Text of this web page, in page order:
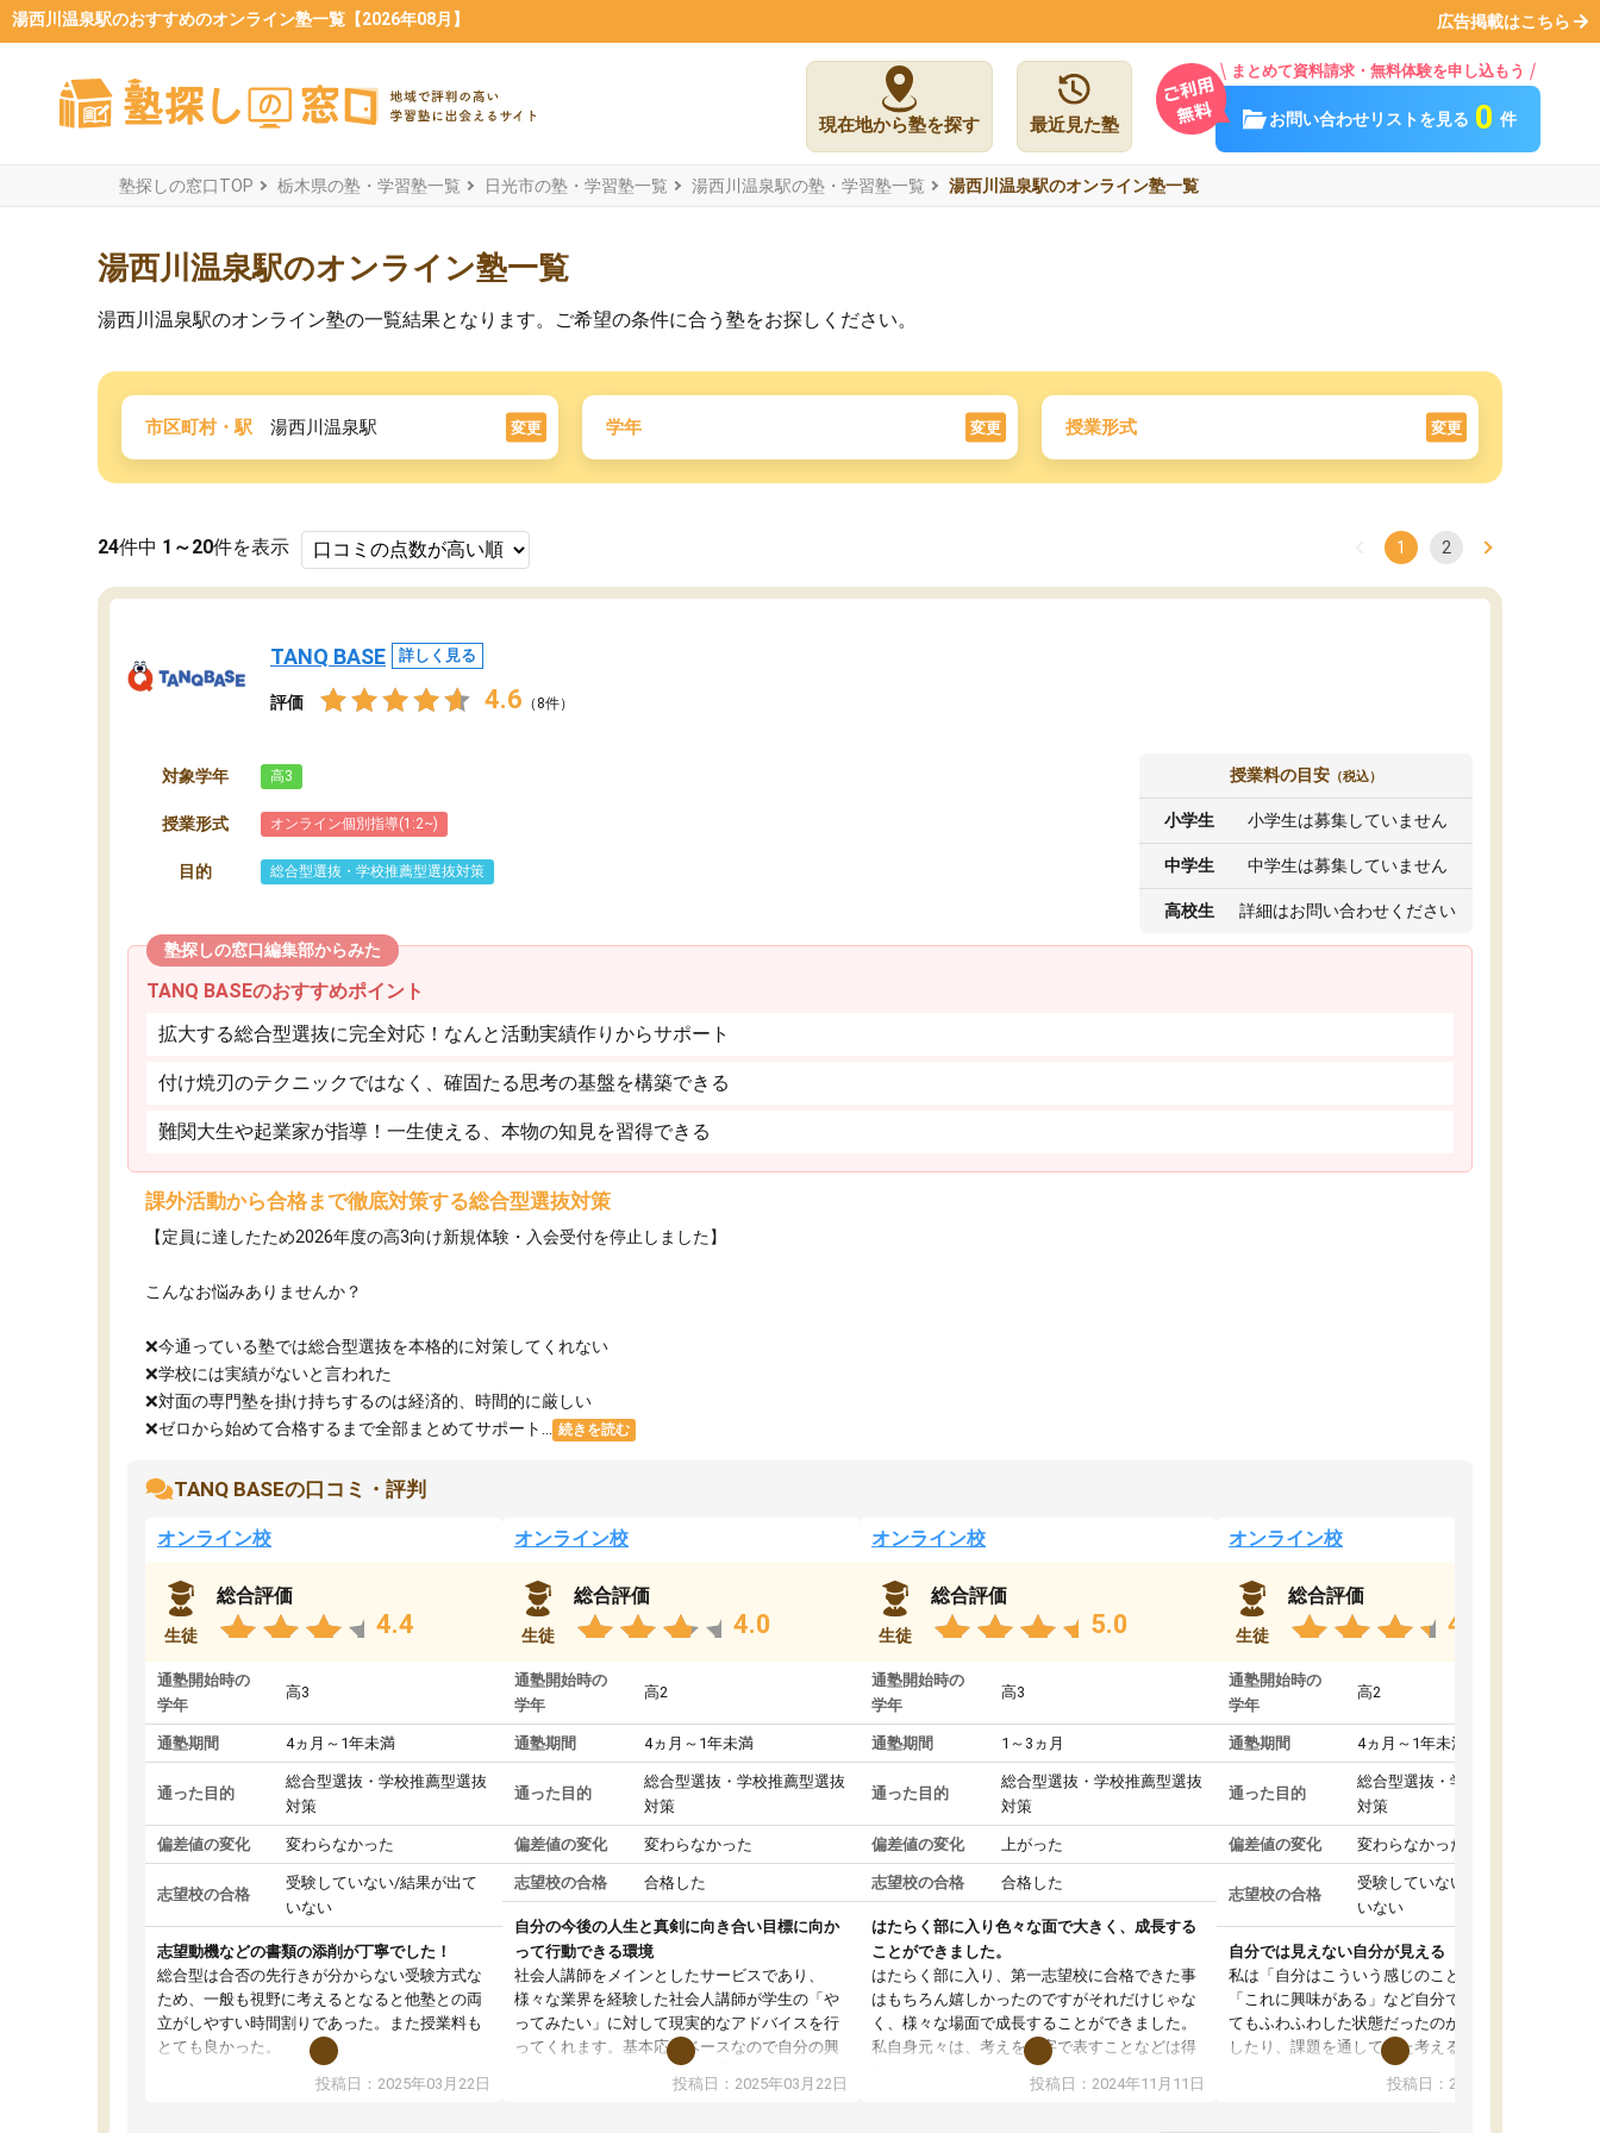
湯西川温泉駅のおすすめのオンライン塾一覧【2026年08月】 広告掲載はこちら
現在地から塾を探す 最近見た塾
まとめて資料請求・無料体験を申し込もう
お問い合わせリストを見る 0 件
塾探しの窓口TOP 栃木県の塾・学習塾一覧 日光市の塾・学習塾一覧 湯西川温泉駅の塾・学習塾一覧 湯西川温泉駅のオンライン塾一覧
湯西川温泉駅のオンライン塾一覧
湯西川温泉駅のオンライン塾の一覧結果となります。ご希望の条件に合う塾をお探しください。
市区町村・駅 湯西川温泉駅 変更 学年 変更 授業形式 変更
24件中 1～20件を表示 1 2
TANQ BASE 詳しく見る
評価 4.6 （8件）
対象学年 高3
授業形式 オンライン個別指導(1:2~)
目的 総合型選抜・学校推薦型選抜対策
授業料の目安 （税込）
小学生 小学生は募集していません
中学生 中学生は募集していません
高校生 詳細はお問い合わせください
塾探しの窓口編集部からみた
TANQ BASEのおすすめポイント
拡大する総合型選抜に完全対応！なんと活動実績作りからサポート
付け焼刃のテクニックではなく、確固たる思考の基盤を構築できる
難関大生や起業家が指導！一生使える、本物の知見を習得できる
課外活動から合格まで徹底対策する総合型選抜対策
【定員に達したため2026年度の高3向け新規体験・入会受付を停止しました】
こんなお悩みありませんか？
❌今通っている塾では総合型選抜を本格的に対策してくれない
❌学校には実績がないと言われた
❌対面の専門塾を掛け持ちするのは経済的、時間的に厳しい
❌ゼロから始めて合格するまで全部まとめてサポート...
続きを読む
TANQ BASEの口コミ・評判
オンライン校
生徒
総合評価
4.4
通塾開始時の
学年
高3
通塾期間 4ヵ月～1年未満
通った目的
総合型選抜・学校推薦型選抜
対策
偏差値の変化 変わらなかった
志望校の合格
受験していない/結果が出て
いない
志望動機などの書類の添削が丁寧でした！
総合型は合否の先行きが分からない受験方式な
ため、一般も視野に考えるとなると他塾との両
立がしやすい時間割りであった。また授業料も
とても良かった。
総合型の多くの塾は大学生が見ることが多い
が、はたらく部総合型コースは大学生の目だけ
投稿日：2025年03月22日
オンライン校
生徒
総合評価
4.0
通塾開始時の
学年
高2
通塾期間 4ヵ月～1年未満
通った目的
総合型選抜・学校推薦型選抜
対策
偏差値の変化 変わらなかった
志望校の合格 合格した
自分の今後の人生と真剣に向き合い目標に向か
って行動できる環境
社会人講師をメインとしたサービスであり、
様々な業界を経験した社会人講師が学生の「や
ってみたい」に対して現実的なアドバイスを行
ってくれます。基本応援ベースなので自分の興
味分野について学生知識では思いつかない部分
まで深ぼる事が出来ます。
投稿日：2025年03月22日
オンライン校
生徒
総合評価
5.0
通塾開始時の
学年
高3
通塾期間 1～3ヵ月
通った目的
総合型選抜・学校推薦型選抜
対策
偏差値の変化 上がった
志望校の合格 合格した
はたらく部に入り色々な面で大きく、成長する
ことができました。
はたらく部に入り、第一志望校に合格できた事
はもちろん嬉しかったのですがそれだけじゃな
く、様々な場面で成長することができました。
私自身元々は、考えを文字で表すことなどは得
意だったのですが、人前で話すことやコミュニ
ケーションをとることが苦手でした。
投稿日：2024年11月11日
オンライン校
生徒
総合評価
4.8
通塾開始時の
学年
高2
通塾期間 4ヵ月～1年未満
通った目的
総合型選抜・学校推薦型選抜
対策
偏差値の変化 変わらなかった
志望校の合格
受験していない/結果が出て
いない
自分では見えない自分が見える
私は「自分はこういう感じのことがしたい」
「これに興味がある」など自分で自己分析をし
てもふわふわした状態だったのが、コーチと話
したり、課題を通してまた考えることで、もっ
と詳しく自分のことが理解できました。いつで
も質問できるので、そこも1つの魅力です。ま
投稿日：2024年10月31日